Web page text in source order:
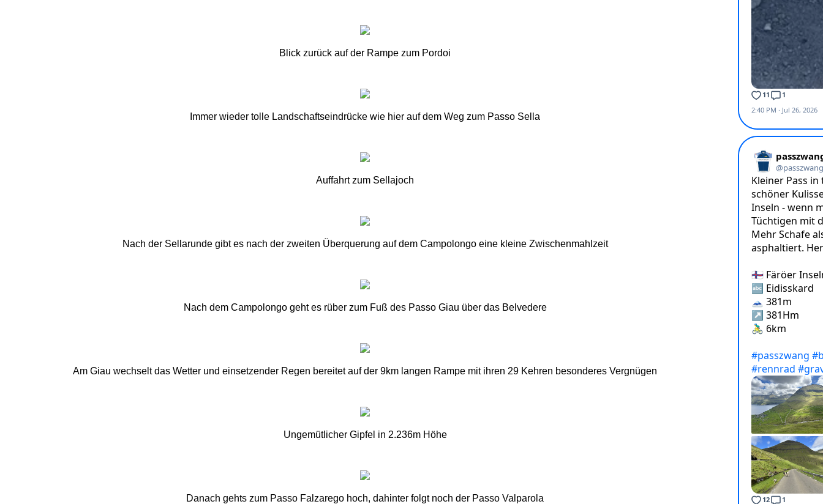
Blick zurück auf der Rampe zum Pordoi
Immer wieder tolle Landschaftseindrücke wie hier auf dem Weg zum Passo Sella
Auffahrt zum Sellajoch
Nach der Sellarunde gibt es nach der zweiten Überquerung auf dem Campolongo eine kleine Zwischenmahlzeit
Nach dem Campolongo geht es rüber zum Fuß des Passo Giau über das Belvedere
Am Giau wechselt das Wetter und einsetzender Regen bereitet auf der 9km langen Rampe mit ihren 29 Kehren besonderes Vergnügen
Ungemütlicher Gipfel in 2.236m Höhe
Danach gehts zum Passo Falzarego hoch, dahinter folgt noch der Passo Valparola